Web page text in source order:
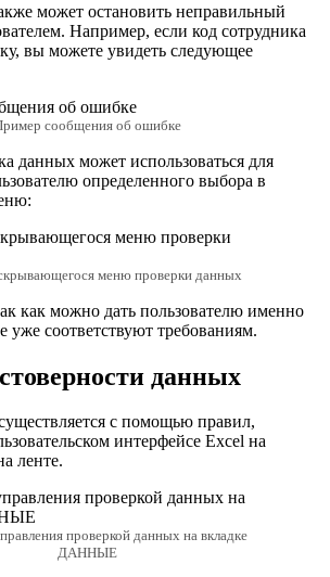
может остановить неправильный
Например, если код сотрудника
вы можете увидеть следующее
сообщения об ошибке
данных может использоваться для
определенного выбора в
меню проверки данных
как можно дать пользователю именно
уже соответствуют требованиям.
данных
с помощью правил,
интерфейсе Excel на
ленте.
проверкой данных на вкладке
ДАННЫЕ